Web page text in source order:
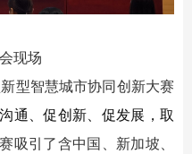
现场
型智慧城市协同创新大赛
通、促创新、促发展，取
吸引了含中国、新加坡、